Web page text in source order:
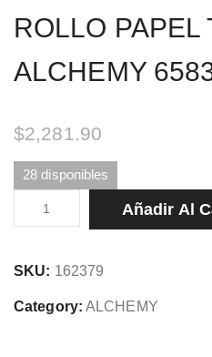
ROLLO PAPEL
ALCHEMY
$2,281.90
28 disponibles
ROLLO
PAPEL
ALCHEMY
65832
Añadir Al
SKU: 162379
Category: ALCHEMY